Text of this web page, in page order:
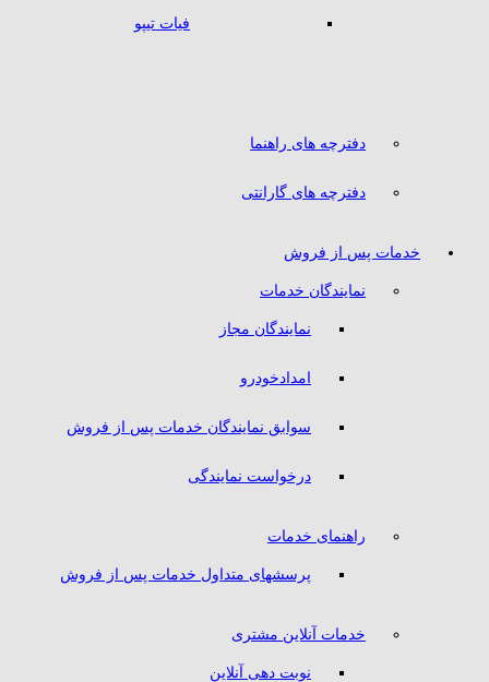
فیات تیپو
دفترچه های راهنما
دفترچه های گارانتی
خدمات پس از فروش
نمایندگان خدمات
نمایندگان مجاز
امدادخودرو
سوابق نمایندگان خدمات پس از فروش
درخواست نمایندگی
راهنمای خدمات
پرسشهای متداول خدمات پس از فروش
خدمات آنلاین مشتری
نوبت دهی آنلاین